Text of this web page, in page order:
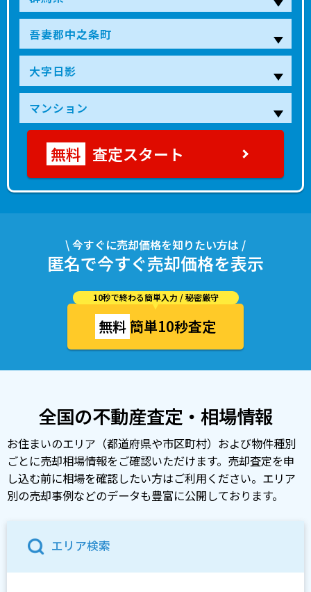
査定スタート
\ 今すぐに売却価格を知りたい方は /
匿名で今すぐ売却価格を表示
10秒で終わる簡単入力 / 秘密厳守
無料簡単10秒査定
全国の不動産査定・相場情報
お住まいのエリア（都道府県や市区町村）および物件種別
ごとに売却相場情報をご確認いただけます。売却査定を申
し込む前に相場を確認したい方はご利用ください。エリア
別の売却事例などのデータも豊富に公開しております。
エリア検索